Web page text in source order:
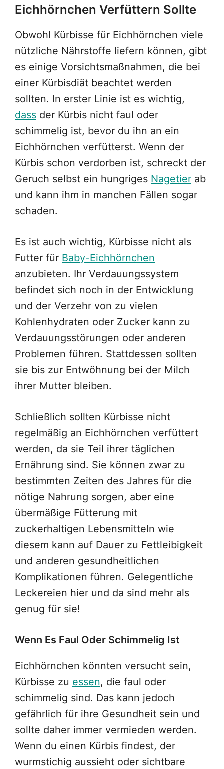
Eichhörnchen Verfüttern Sollte
Obwohl Kürbisse für Eichhörnchen viele
nützliche Nährstoffe liefern können, gibt
es einige Vorsichtsmaßnahmen, die bei
einer Kürbisdiät beachtet werden
sollten. In erster Linie ist es wichtig,
dass der Kürbis nicht faul oder
schimmelig ist, bevor du ihn an ein
Eichhörnchen verfütterst. Wenn der
Kürbis schon verdorben ist, schreckt der
Geruch selbst ein hungriges Nagetier ab
und kann ihm in manchen Fällen sogar
schaden.
Es ist auch wichtig, Kürbisse nicht als
Futter für Baby-Eichhörnchen
anzubieten. Ihr Verdauungssystem
befindet sich noch in der Entwicklung
und der Verzehr von zu vielen
Kohlenhydraten oder Zucker kann zu
Verdauungsstörungen oder anderen
Problemen führen. Stattdessen sollten
sie bis zur Entwöhnung bei der Milch
ihrer Mutter bleiben.
Schließlich sollten Kürbisse nicht
regelmäßig an Eichhörnchen verfüttert
werden, da sie Teil ihrer täglichen
Ernährung sind. Sie können zwar zu
bestimmten Zeiten des Jahres für die
nötige Nahrung sorgen, aber eine
übermäßige Fütterung mit
zuckerhaltigen Lebensmitteln wie
diesem kann auf Dauer zu Fettleibigkeit
und anderen gesundheitlichen
Komplikationen führen. Gelegentliche
Leckereien hier und da sind mehr als
genug für sie!
Wenn Es Faul Oder Schimmelig Ist
Eichhörnchen könnten versucht sein,
Kürbisse zu essen, die faul oder
schimmelig sind. Das kann jedoch
gefährlich für ihre Gesundheit sein und
sollte daher immer vermieden werden.
Wenn du einen Kürbis findest, der
wurmstichig aussieht oder sichtbare